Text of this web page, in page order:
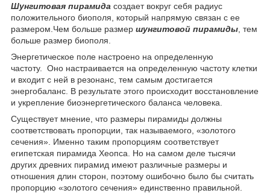
Шунгитовая пирамида создает вокруг себя радиус
положительного биополя, который напрямую связан с ее
размером.Чем больше размер шунгитовой пирамиды , тем
больше размер биополя.
Энергетическое поле настроено на определенную
частоту. Оно настраивается на определенную частоту клетки
и входит с ней в резонанс, тем самым достигается
энергобаланс. В результате этого происходит восстановление
и укрепление биоэнергетического баланса человека.
Существует мнение, что размеры пирамиды должны
соответствовать пропорции, так называемого, «золотого
сечения». Именно таким пропорциям соответствует
египетская пирамида Хеопса. Но на самом деле тысячи
других древних пирамид имеют различные размеры и
отношения длин сторон, поэтому ошибочно было бы считать
пропорцию «золотого сечения» единственно правильной.